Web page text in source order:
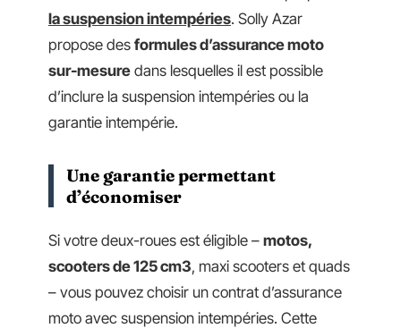
la suspension intempéries. Solly Azar
propose des formules d’assurance moto
sur-mesure dans lesquelles il est possible
d’inclure la suspension intempéries ou la
garantie intempérie.
Une garantie permettant
d’économiser
Si votre deux-roues est éligible – motos,
scooters de 125 cm3, maxi scooters et quads
– vous pouvez choisir un contrat d’assurance
moto avec suspension intempéries. Cette